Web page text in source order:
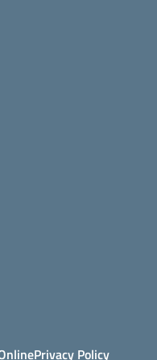
Privacy Policy